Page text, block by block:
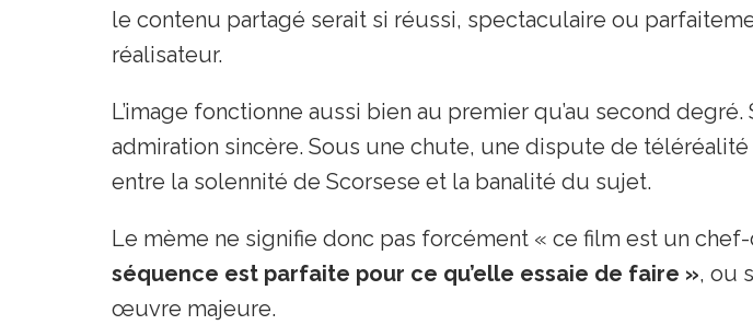
le contenu partagé serait si réussi, spectaculaire ou
réalisateur.
L’image fonctionne aussi bien au premier qu’au second
admiration sincère. Sous une chute, une dispute de
entre la solennité de Scorsese et la banalité du sujet.
Le mème ne signifie donc pas forcément « ce film est un
séquence est parfaite pour ce qu’elle essaie de faire », ou
œuvre majeure.